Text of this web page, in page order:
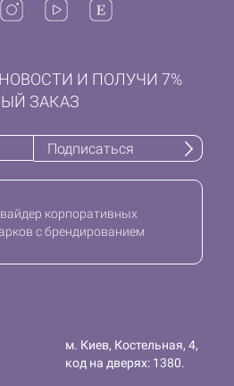
м. Киев, Костельная, 4,
код на дверях: 1380.
И ПОЛУЧИ 7%
ЗАКАЗ
Подписаться
корпоративных
с брендированием